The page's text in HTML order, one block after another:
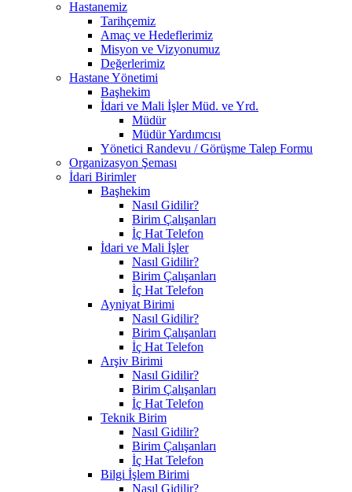
Hastanemiz
Tarihçemiz
Amaç ve Hedeflerimiz
Misyon ve Vizyonumuz
Değerlerimiz
Hastane Yönetimi
Başhekim
İdari ve Mali İşler Müd. ve Yrd.
Müdür
Müdür Yardımcısı
Yönetici Randevu / Görüşme Talep Formu
Organizasyon Şeması
İdari Birimler
Başhekim
Nasıl Gidilir?
Birim Çalışanları
İç Hat Telefon
İdari ve Mali İşler
Nasıl Gidilir?
Birim Çalışanları
İç Hat Telefon
Ayniyat Birimi
Nasıl Gidilir?
Birim Çalışanları
İç Hat Telefon
Arşiv Birimi
Nasıl Gidilir?
Birim Çalışanları
İç Hat Telefon
Teknik Birim
Nasıl Gidilir?
Birim Çalışanları
İç Hat Telefon
Bilgi İşlem Birimi
Nasıl Gidilir?